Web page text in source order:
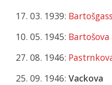
17. 03. 1939:
10. 05. 1945: Bartošova
27. 08. 1946:
25. 09. 1946: Vackova